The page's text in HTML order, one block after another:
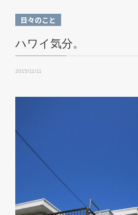
日々のこと
ハワイ気分。
2015/11/11